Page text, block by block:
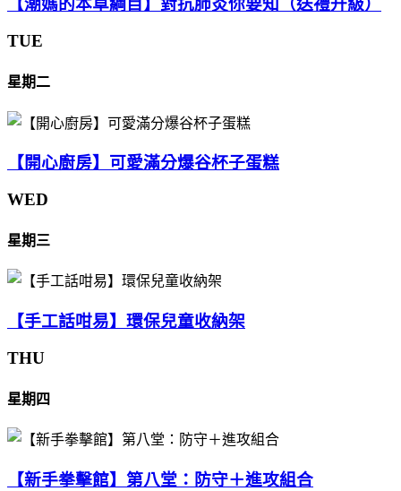
【潮媽的本草綱目】對抗肺炎你要知（送禮升級）
TUE
星期二
【開心廚房】可愛滿分爆谷杯子蛋糕
WED
星期三
【手工話咁易】環保兒童收納架
THU
星期四
【新手拳擊館】第八堂：防守＋進攻組合